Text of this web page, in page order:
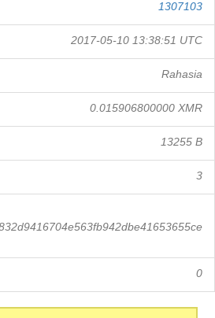
1307103
2017-05-10 13:38:51 UTC
Rahasia
0.015906800000 XMR
13255 B
3
0